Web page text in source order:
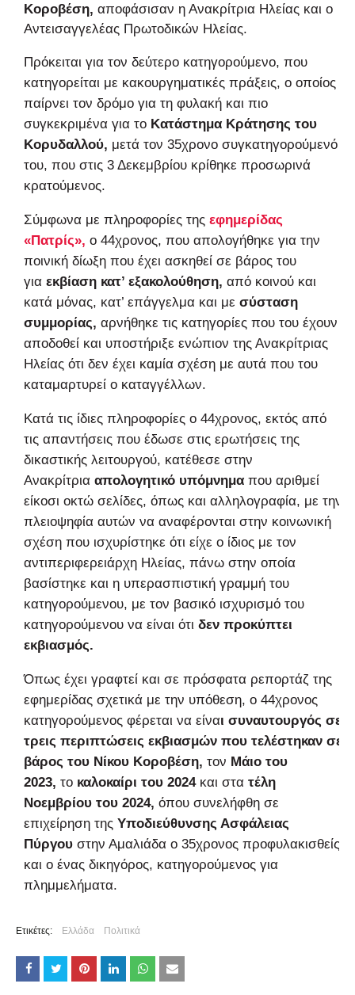
Κοροβέση, αποφάσισαν η Ανακρίτρια Ηλείας και ο
Αντεισαγγελέας Πρωτοδικών Ηλείας.
Πρόκειται για τον δεύτερο κατηγορούμενο, που
κατηγορείται με κακουργηματικές πράξεις, ο οποίος
παίρνει τον δρόμο για τη φυλακή και πιο
συγκεκριμένα για το Κατάστημα Κράτησης του
Κορυδαλλού, μετά τον 35χρονο συγκατηγορούμενό
του, που στις 3 Δεκεμβρίου κρίθηκε προσωρινά
κρατούμενος.
Σύμφωνα με πληροφορίες της εφημερίδας
«Πατρίς», ο 44χρονος, που απολογήθηκε για την
ποινική δίωξη που έχει ασκηθεί σε βάρος του
για εκβίαση κατ’ εξακολούθηση, από κοινού και
κατά μόνας, κατ’ επάγγελμα και με σύσταση
συμμορίας, αρνήθηκε τις κατηγορίες που του έχουν
αποδοθεί και υποστήριξε ενώπιον της Ανακρίτριας
Ηλείας ότι δεν έχει καμία σχέση με αυτά που του
καταμαρτυρεί ο καταγγέλλων.
Κατά τις ίδιες πληροφορίες ο 44χρονος, εκτός από
τις απαντήσεις που έδωσε στις ερωτήσεις της
δικαστικής λειτουργού, κατέθεσε στην
Ανακρίτρια απολογητικό υπόμνημα που αριθμεί
είκοσι οκτώ σελίδες, όπως και αλληλογραφία, με την
πλειοψηφία αυτών να αναφέρονται στην κοινωνική
σχέση που ισχυρίστηκε ότι είχε ο ίδιος με τον
αντιπεριφερειάρχη Ηλείας, πάνω στην οποία
βασίστηκε και η υπερασπιστική γραμμή του
κατηγορούμενου, με τον βασικό ισχυρισμό του
κατηγορούμενου να είναι ότι δεν προκύπτει
εκβιασμός.
Όπως έχει γραφτεί και σε πρόσφατα ρεπορτάζ της
εφημερίδας σχετικά με την υπόθεση, ο 44χρονος
κατηγορούμενος φέρεται να είναι συναυτουργός σε
τρεις περιπτώσεις εκβιασμών που τελέστηκαν σε
βάρος του Νίκου Κοροβέση, τον Μάιο του
2023, το καλοκαίρι του 2024και στα τέλη
Νοεμβρίου του 2024, όπου συνελήφθη σε
επιχείρηση της Υποδιεύθυνσης Ασφάλειας
Πύργου στην Αμαλιάδα ο 35χρονος προφυλακισθείς
και ο ένας δικηγόρος, κατηγορούμενος για
πλημμελήματα.
Ετικέτες: Ελλάδα Πολιτικά